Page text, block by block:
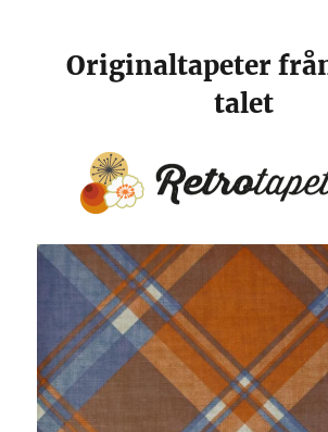
Originaltapeter
talet